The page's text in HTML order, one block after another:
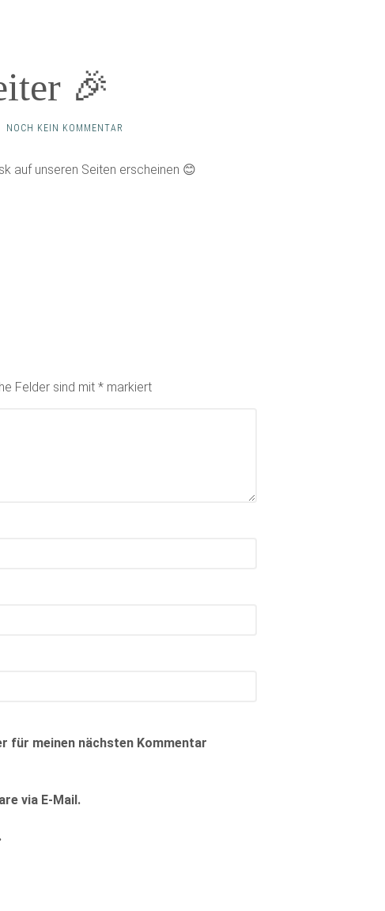
🎉
NOCH KEIN KOMMENTAR
auf unseren Seiten erscheinen 😊
Felder sind mit * markiert
für meinen nächsten Kommentar
via E-Mail.